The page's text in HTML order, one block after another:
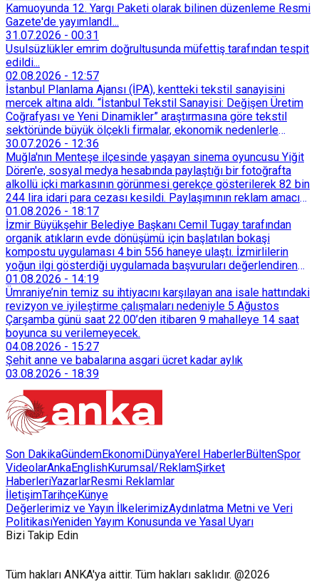
Kamuoyunda 12. Yargı Paketi olarak bilinen düzenleme Resmi
Gazete'de yayımlandI...
31.07.2026 - 00:31
Usulsüzlükler emrim doğrultusunda müfettiş tarafından tespit
edildi...
02.08.2026 - 12:57
İstanbul Planlama Ajansı (İPA), kentteki tekstil sanayisini
mercek altına aldı. “İstanbul Tekstil Sanayisi: Değişen Üretim
Coğrafyası ve Yeni Dinamikler” araştırmasına göre tekstil
sektöründe büyük ölçekli firmalar, ekonomik nedenlerle
İstanbul’dan devlet destekli teşvik bölgelerine veya
Trakya’daki OSB’lere taşınmaya başladı. İstanbul içindeki
küçük ölçekli üretim merkezleri de Tarihi Yarımada’dan
Sultançiftliği, Esenyurt, Arnavutköy ve Güneşli gibi çevre
ilçelere yöneldi.
30.07.2026 - 12:36
Muğla'nın Menteşe ilçesinde yaşayan sinema oyuncusu Yiğit
Dören'e, sosyal medya hesabında paylaştığı bir fotoğrafta
alkollü içki markasının görünmesi gerekçe gösterilerek 82 bin
244 lira idari para cezası kesildi. Paylaşımının reklam amacı
taşımadığını savunan Dören, cezanın iptali için yargıya
başvurdu.
01.08.2026 - 18:17
İzmir Büyükşehir Belediye Başkanı Cemil Tugay tarafından
organik atıkların evde dönüşümü için başlatılan bokaşi
kompostu uygulaması 4 bin 556 haneye ulaştı. İzmirlilerin
yoğun ilgi gösterdiği uygulamada başvuruları değerlendiren
Tarımsal Hizmetler Dairesi Başkanlığı, farklı ilçelerde toplam
128 bokaşi kompost eğitimi düzenleyerek İzmirlileri
sürdürülebilir atık yönetimi sistemine dahil etti.
01.08.2026 - 14:19
Ümraniye’nin temiz su ihtiyacını karşılayan ana isale hattındaki
revizyon ve iyileştirme çalışmaları nedeniyle 5 Ağustos
Çarşamba günü saat 22.00’den itibaren 9 mahalleye 14 saat
boyunca su verilemeyecek.
04.08.2026 - 15:27
Şehit anne ve babalarına asgari ücret kadar aylık
03.08.2026 - 18:39
Son DakikaGündemEkonomiDünyaYerel HaberlerBültenSpor
VideolarAnkaEnglishKurumsal/ReklamŞirket
HaberleriYazarlarResmi Reklamlar
İletişimTarihçeKünye
Değerlerimiz ve Yayın İlkelerimizAydınlatma Metni ve Veri
PolitikasıYeniden Yayım Konusunda ve Yasal Uyarı
Bizi Takip Edin
Tüm hakları ANKA'ya aittir. Tüm hakları saklıdır. @2026